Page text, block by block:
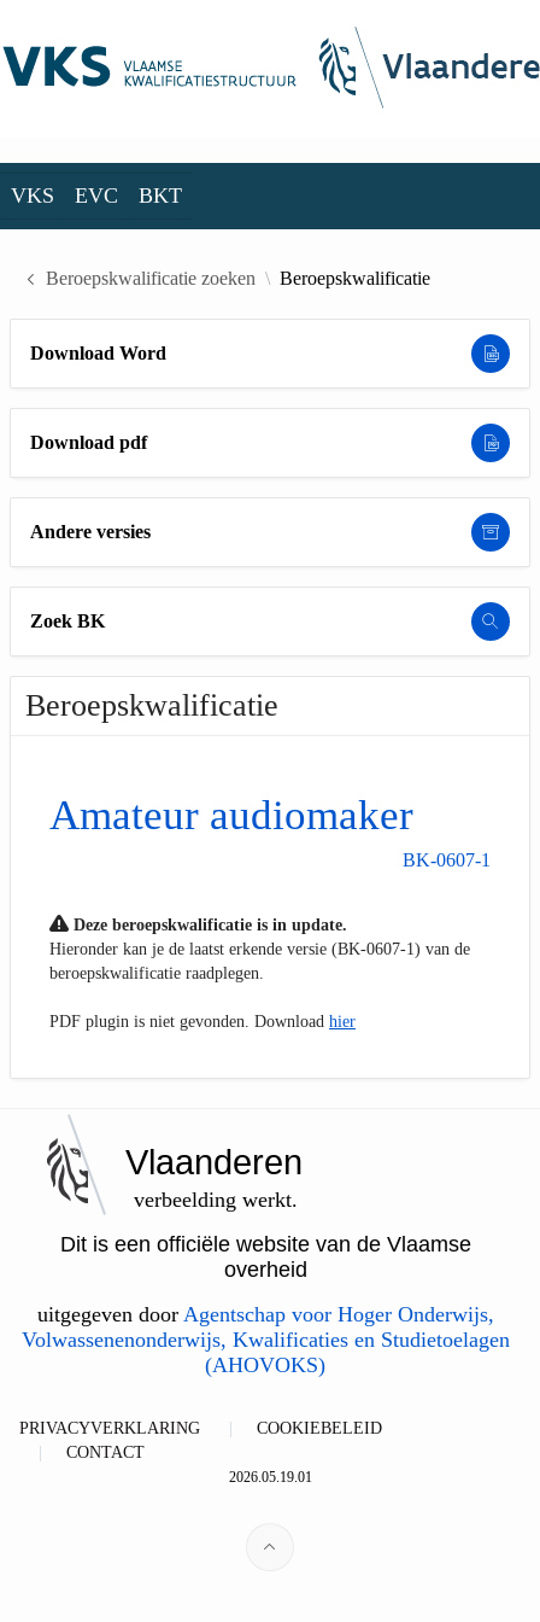
VKS EVC BKT
Beroepskwalificatie zoeken Beroepskwalificatie
Download Word
Download pdf
Andere versies
Zoek BK
Beroepskwalificatie
Amateur audiomaker
BK-0607-1
Deze beroepskwalificatie is in update.
Hieronder kan je de laatst erkende versie (BK-0607-1) van de
beroepskwalificatie raadplegen.
PDF plugin is niet gevonden. Download hier
Vlaanderen
verbeelding werkt.
Dit is een officiële website van de Vlaamse
overheid
uitgegeven door Agentschap voor Hoger Onderwijs,
Volwassenenonderwijs, Kwalificaties en Studietoelagen
(AHOVOKS)
PRIVACYVERKLARING
COOKIEBELEID
CONTACT
2026.05.19.01